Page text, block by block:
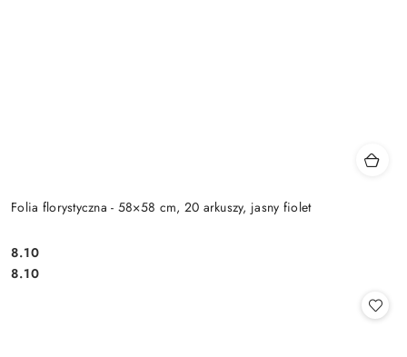
Folia florystyczna - 58×58 cm, 20 arkuszy, jasny fiolet
Cena:
8.10
Cena:
8.10